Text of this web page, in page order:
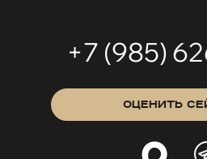
+7 (985)
ОЦЕНИТЬ